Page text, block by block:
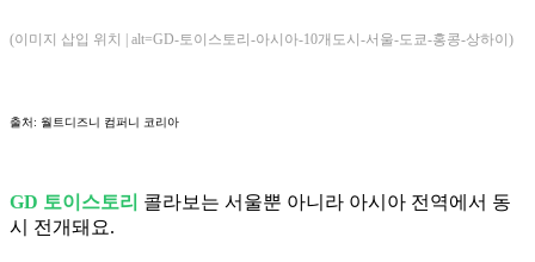
(이미지 삽입 위치 | alt=GD-토이스토리-아시아-10개도시-서울-도쿄-홍콩-상하이)
출처: 월트디즈니 컴퍼니 코리아
GD 토이스토리 콜라보는 서울뿐 아니라 아시아 전역에서 동
시 전개돼요.